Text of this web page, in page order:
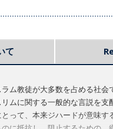
て
ム教徒が大多数を占める社会
ムに関する一般的な言説を
って、本来ジハードが意味す